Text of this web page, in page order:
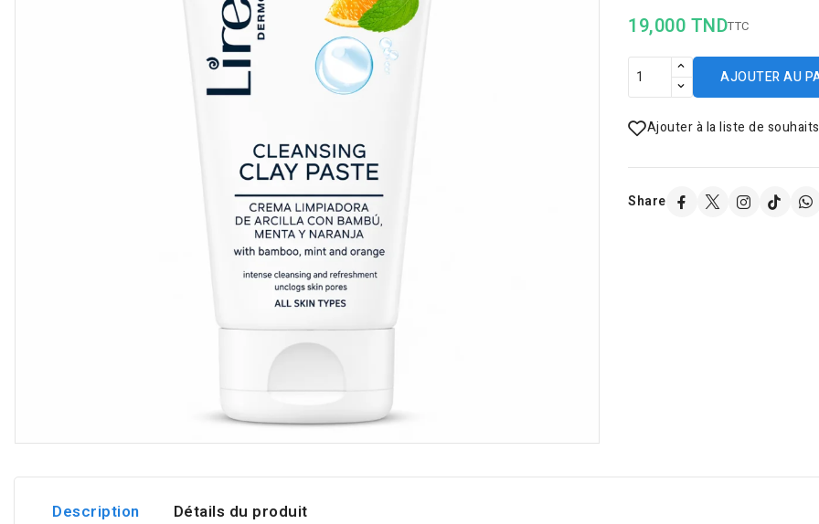
19,000 TNDTTC
AJOUTER AU
Ajouter à la liste de souhaits
Share
Description Détails du produit